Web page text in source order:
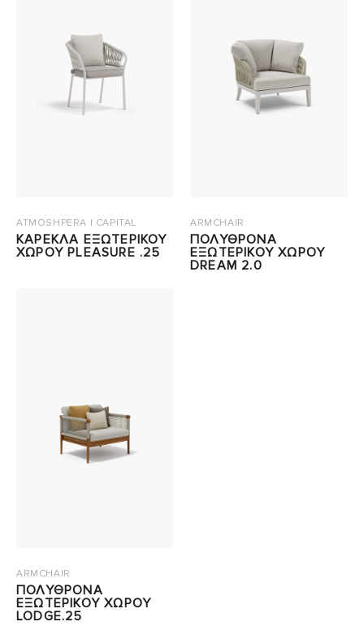
ATMOSHPERA | CAPITAL
ΚΑΡΕΚΛΑ ΕΞΩΤΕΡΙΚΟΥ
ΧΩΡΟΥ PLEASURE .25
ARMCHAIR
ΠΟΛΥΘΡΟΝΑ
ΕΞΩΤΕΡΙΚΟΥ ΧΩΡΟΥ
DREAM 2.0
ARMCHAIR
ΠΟΛΥΘΡΟΝΑ
ΕΞΩΤΕΡΙΚΟΥ ΧΩΡΟΥ
LODGE.25